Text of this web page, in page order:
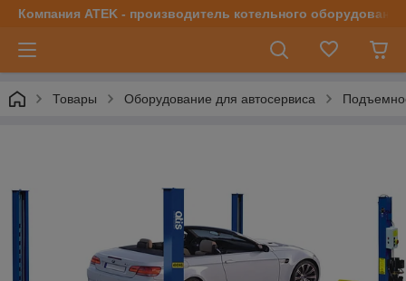
Компания ATEK - производитель котельного оборудования
Товары Оборудование для автосервиса